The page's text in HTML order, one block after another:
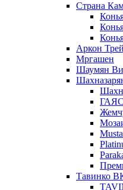
Страна
Аркон
Мргашен
Шаумян
Тавинко